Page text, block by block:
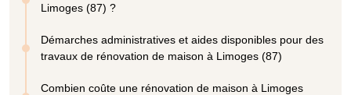
Limoges (87) ?
Démarches administratives et aides disponibles pour des
travaux de rénovation de maison à Limoges (87)
Combien coûte une rénovation de maison à Limoges